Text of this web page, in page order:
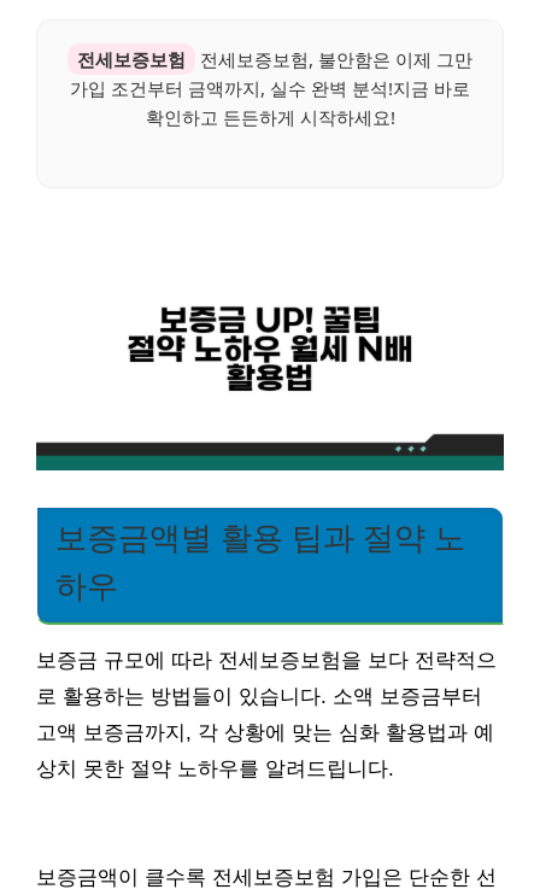
전세보증보험
전세보증보험, 불안함은 이제 그만
가입 조건부터 금액까지, 실수 완벽 분석!지금 바로
확인하고 든든하게 시작하세요!
보증금액별 활용 팁과 절약 노
하우
보증금 규모에 따라 전세보증보험을 보다 전략적으
로 활용하는 방법들이 있습니다. 소액 보증금부터
고액 보증금까지, 각 상황에 맞는 심화 활용법과 예
상치 못한 절약 노하우를 알려드립니다.
보증금액이 클수록 전세보증보험 가입은 단순한 선